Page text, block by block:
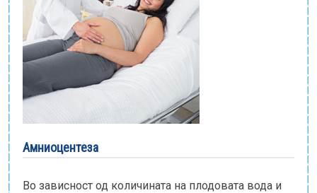
МАЈКИТЕ РАСКАЖАА
МАЈКИТЕ ПРАШАА
Е-библиотека
Амниоцентеза
Во зависност од количината на плодовата вода и